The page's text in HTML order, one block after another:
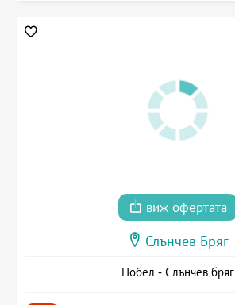
виж офертата
Слънчев Бряг
Нобел - Слънчев бряг